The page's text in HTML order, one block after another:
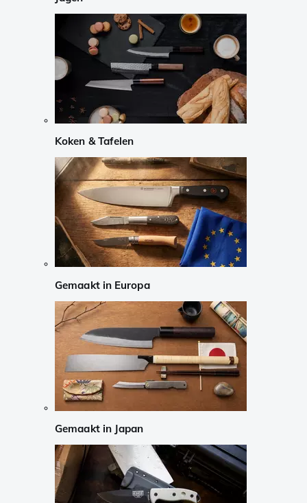
Koken & Tafelen
Gemaakt in Europa
Gemaakt in Japan